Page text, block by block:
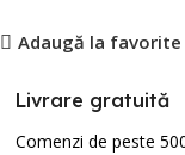
Adaugă la favorite
Livrare gratuită
Comenzi de peste